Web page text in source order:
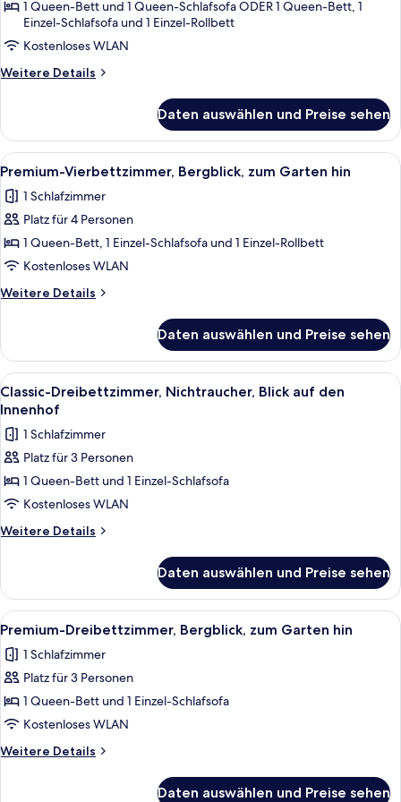
Nichtraucher,
Blick
auf
den
1 Queen-Bett und 1 Queen-Schlafsofa ODER 1 Queen-Bett, 1
Einzel-Schlafsofa und 1 Einzel-Rollbett
Kostenloses WLAN
Weitere Details
Weitere
Vierbettzimmer,
Nichtraucher,
Blick
den
Innenhof
Daten auswählen und Preise sehen
Alle
Fotos
für
Premium-
Vierbettzimmer,
Bergblick,
zum
Garten
anzeigen
Ein modernes Schlafzimmer mit
8
Premium-Vierbettzimmer, Bergblick, zum Garten hin
1 Schlafzimmer
Platz für 4 Personen
1 Queen-Bett, 1 Einzel-Schlafsofa und 1 Einzel-Rollbett
Kostenloses WLAN
Weitere Details
Weitere
Vierbettzimmer,
Bergblick,
zum
Garten
Daten auswählen und Preise sehen
Alle
Fotos
für
Classic-
Dreibettzimmer,
Nichtraucher,
Blick
auf
anzeigen
Ein ordentlich eingerichtetes
8
Classic-Dreibettzimmer, Nichtraucher, Blick auf den
Innenhof
1 Schlafzimmer
Platz für 3 Personen
1 Queen-Bett und 1 Einzel-Schlafsofa
Kostenloses WLAN
Weitere Details
Weitere
Dreibettzimmer,
Nichtraucher,
Blick
den
Innenhof
Daten auswählen und Preise sehen
Alle
Fotos
für
Premium-
Dreibettzimmer,
Bergblick,
zum
Garten
Ein modernes Schlafzimmer mit
8
Premium-Dreibettzimmer, Bergblick, zum Garten hin
1 Schlafzimmer
Platz für 3 Personen
1 Queen-Bett und 1 Einzel-Schlafsofa
Kostenloses WLAN
Weitere Details
Weitere
Daten auswählen und Preise sehen